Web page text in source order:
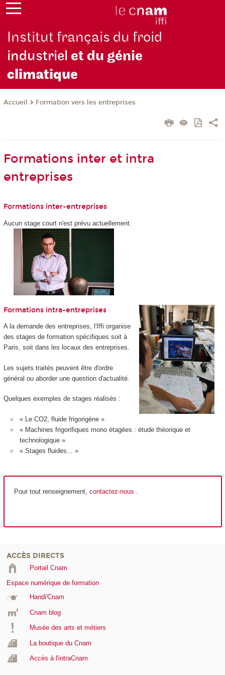
Institut français du froid
industrielet du génie
climatique
Accueil Formation vers les entreprises
Formations inter et intra
entreprises
Formations inter-entreprises
Aucun stage court n'est prévu actuellement.
Formations intra-entreprises
A la demande des entreprises, l'Iffi organise
des stages de formation spécifiques soit à
Paris, soit dans les locaux des entreprises.
Les sujets traités peuvent être d'ordre
général ou aborder une question d'actualité.
Quelques exemples de stages réalisés :
« Le CO2, fluide frigorigène »
« Machines frigorifiques mono étagées : étude théorique et
technologique »
« Stages fluides... »
Pour tout renseignement, contactez-nous .
ACCÈS DIRECTS
Portail Cnam
Espace numérique de formation
Handi'Cnam
Cnam blog
Musée des arts et métiers
La boutique du Cnam
Accès à l'intraCnam